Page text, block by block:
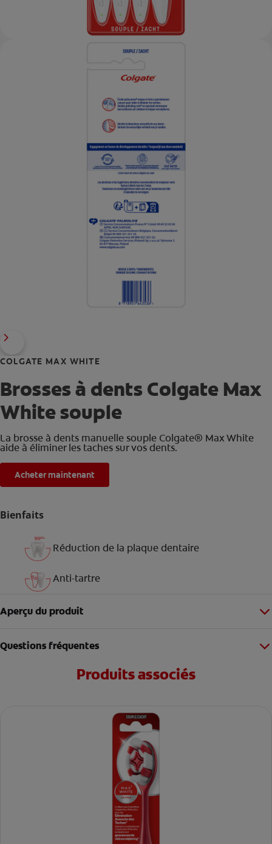
COLGATE MAX WHITE
Brosses à dents Colgate Max
White souple
La brosse à dents manuelle souple Colgate® Max White
aide à éliminer les taches sur vos dents.
Acheter maintenant
Bienfaits
Réduction de la plaque dentaire
Anti-tartre
Aperçu du produit
Questions fréquentes
Produits associés